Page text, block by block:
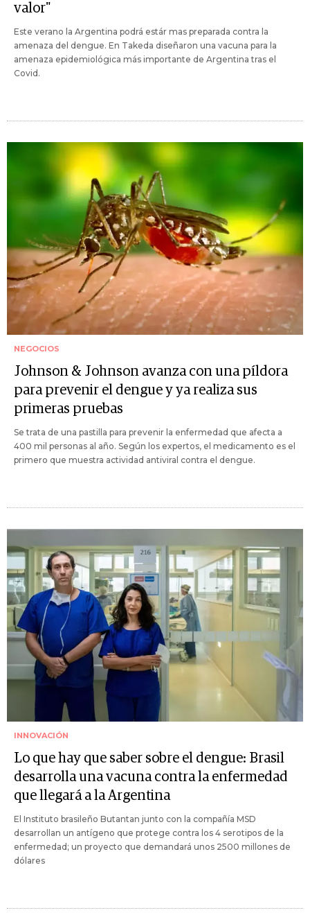
valor"
Este verano la Argentina podrá estár mas preparada contra la
amenaza del dengue. En Takeda diseñaron una vacuna para la
amenaza epidemiológica más importante de Argentina tras el
Covid.
NEGOCIOS
Johnson & Johnson avanza con una píldora
para prevenir el dengue y ya realiza sus
primeras pruebas
Se trata de una pastilla para prevenir la enfermedad que afecta a
400 mil personas al año. Según los expertos, el medicamento es el
primero que muestra actividad antiviral contra el dengue.
INNOVACIÓN
Lo que hay que saber sobre el dengue: Brasil
desarrolla una vacuna contra la enfermedad
que llegará a la Argentina
El Instituto brasileño Butantan junto con la compañía MSD
desarrollan un antígeno que protege contra los 4 serotipos de la
enfermedad; un proyecto que demandará unos 2500 millones de
dólares